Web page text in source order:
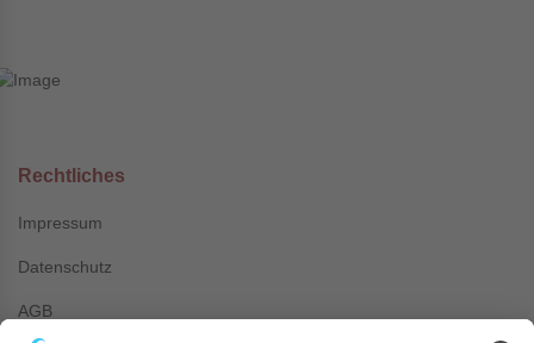
Rechtliches
Impressum
Datenschutz
AGB